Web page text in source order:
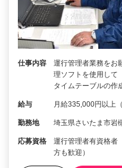
仕事内容
運行管理者業務をお
理ソフトを使用して
タイムテーブルの作
給与 月給335,000円以上
勤務地 埼玉県さいたま市岩
応募資格
運行管理者有資格者
方も歓迎）